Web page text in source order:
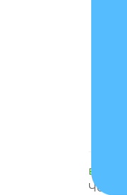
В
Чехол